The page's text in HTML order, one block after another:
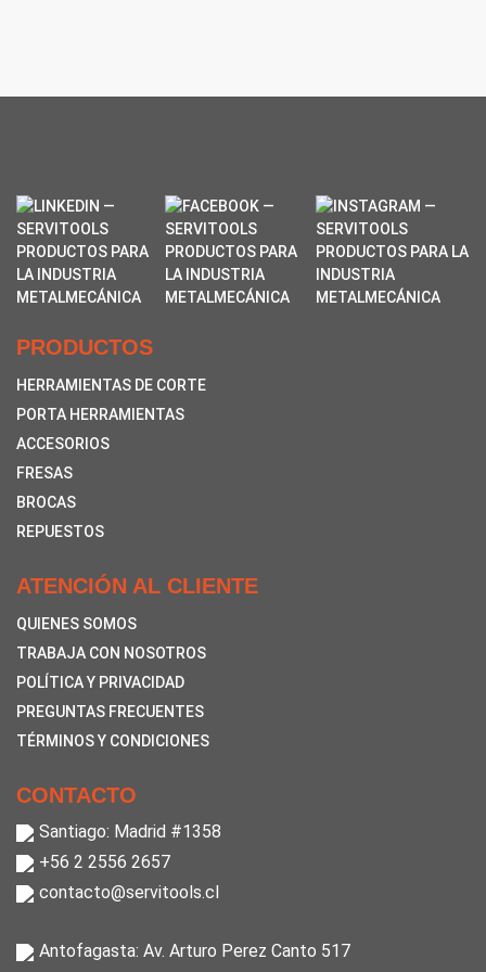
PRODUCTOS
HERRAMIENTAS DE CORTE
PORTA HERRAMIENTAS
ACCESORIOS
FRESAS
BROCAS
REPUESTOS
ATENCIÓN AL CLIENTE
QUIENES SOMOS
TRABAJA CON NOSOTROS
POLÍTICA Y PRIVACIDAD
PREGUNTAS FRECUENTES
TÉRMINOS Y CONDICIONES
CONTACTO
Santiago: Madrid #1358
+56 2 2556 2657
contacto@servitools.cl
Antofagasta: Av. Arturo Perez Canto 517